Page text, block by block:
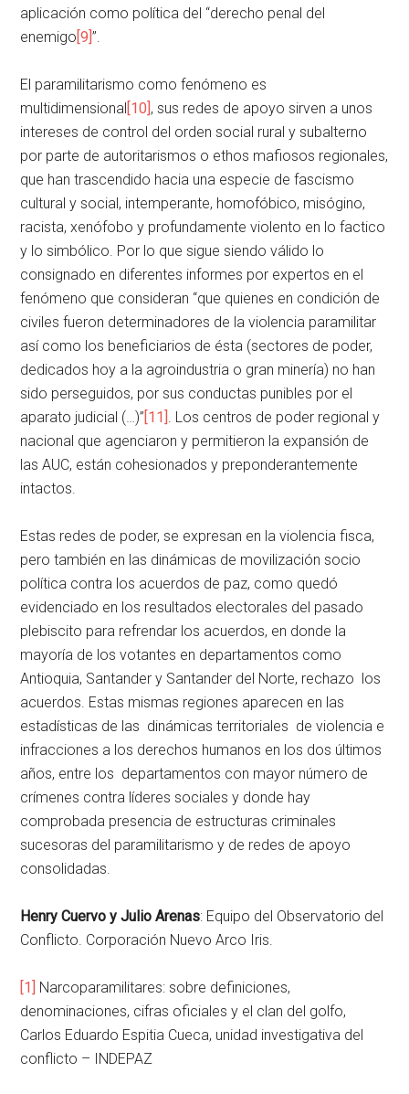
aplicación como política del “derecho penal del
enemigo[9]”.
El paramilitarismo como fenómeno es
multidimensional[10], sus redes de apoyo sirven a unos
intereses de control del orden social rural y subalterno
por parte de autoritarismos o ethos mafiosos regionales,
que han trascendido hacia una especie de fascismo
cultural y social, intemperante, homofóbico, misógino,
racista, xenófobo y profundamente violento en lo factico
y lo simbólico. Por lo que sigue siendo válido lo
consignado en diferentes informes por expertos en el
fenómeno que consideran “que quienes en condición de
civiles fueron determinadores de la violencia paramilitar
así como los beneficiarios de ésta (sectores de poder,
dedicados hoy a la agroindustria o gran minería) no han
sido perseguidos, por sus conductas punibles por el
aparato judicial (…)”[11]. Los centros de poder regional y
nacional que agenciaron y permitieron la expansión de
las AUC, están cohesionados y preponderantemente
intactos.
Estas redes de poder, se expresan en la violencia fisca,
pero también en las dinámicas de movilización socio
política contra los acuerdos de paz, como quedó
evidenciado en los resultados electorales del pasado
plebiscito para refrendar los acuerdos, en donde la
mayoría de los votantes en departamentos como
Antioquia, Santander y Santander del Norte, rechazo los
acuerdos. Estas mismas regiones aparecen en las
estadísticas de las dinámicas territoriales de violencia e
infracciones a los derechos humanos en los dos últimos
años, entre los departamentos con mayor número de
crímenes contra líderes sociales y donde hay
comprobada presencia de estructuras criminales
sucesoras del paramilitarismo y de redes de apoyo
consolidadas.
Henry Cuervo y Julio Arenas: Equipo del Observatorio del
Conflicto. Corporación Nuevo Arco Iris.
[1] Narcoparamilitares: sobre definiciones,
denominaciones, cifras oficiales y el clan del golfo,
Carlos Eduardo Espitia Cueca, unidad investigativa del
conflicto – INDEPAZ